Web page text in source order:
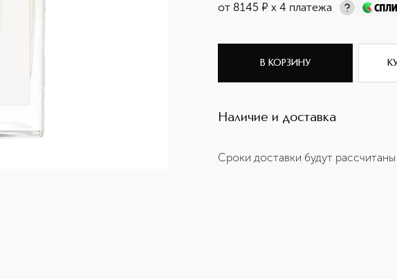
от 8145 ¤ х 4 платежа
В КОРЗИНУ
Наличие и доставка
Сроки доставки будут